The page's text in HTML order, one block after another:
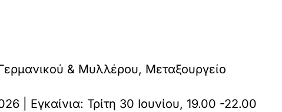
& Μυλλέρου, Μεταξουργείο
| Εγκαίνια: Τρίτη 30 Ιουνίου, 19.00 -22.00